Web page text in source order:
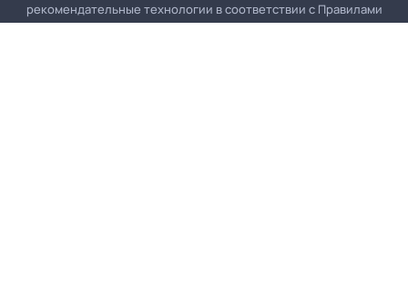
рекомендательные технологии в соответствии с Правилами